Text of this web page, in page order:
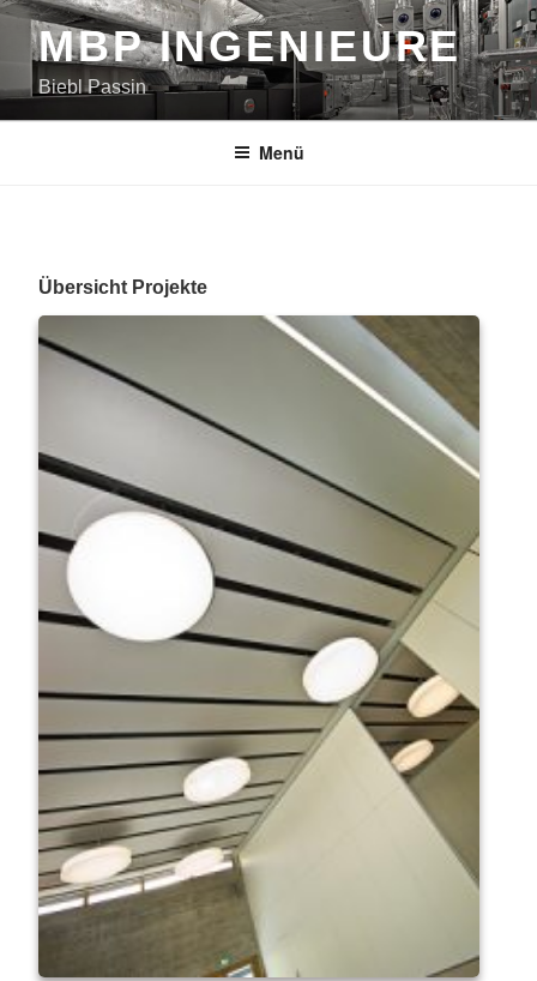
Zum
Inhalt
springen
MBP INGENIEURE
Biebl Passin
Menü
Übersicht Projekte